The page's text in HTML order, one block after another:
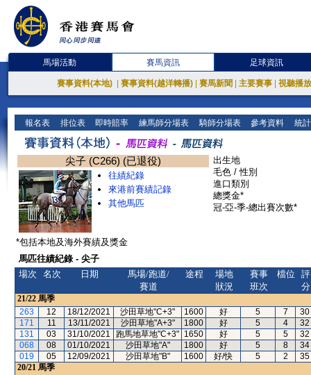
馬場活動 賽馬資訊 足球資訊
賽事資料(本地) 賽事資料(越洋轉播) 賽馬新聞 主要賽事 視聽播
報名表 排位表 即時賠率 練馬師分場表 騎師分場表 參考資料 統
尖子 (C266) (已退役)
往績紀錄
來港前賽績記錄
其他馬匹
出生地
毛色 / 性別
進口類別
總獎金*
冠-亞-季-總出賽次數*
*包括本地及海外賽績及獎金
馬匹往績紀錄 - 尖子
場次
名次 日期
馬場/跑道/
賽道
途程
場地
狀況
賽事
班次
檔位
評
分
21/22 馬季
263
12 18/12/2021 沙田草地"C+3" 1600 好 5 7
30
171
11 13/11/2021 沙田草地"A+3" 1800 好 5 4
32
131
03 31/10/2021 跑馬地草地"C+3" 1650 好 5 5
32
068
08 01/10/2021 沙田草地"A" 1800 好 5 8
34
019
05 12/09/2021 沙田草地"B" 1600 好/快 5 2
35
20/21 馬季